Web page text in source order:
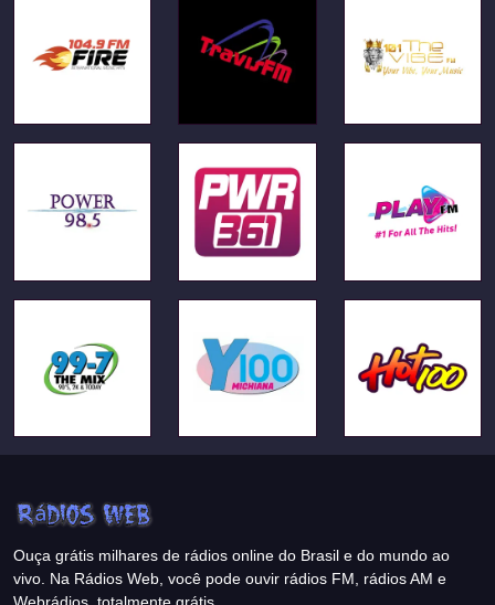
Ouça grátis milhares de rádios online do Brasil e do mundo ao
vivo. Na Rádios Web, você pode ouvir rádios FM, rádios AM e